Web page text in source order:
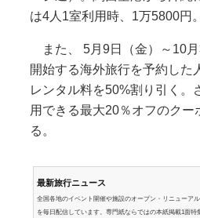
は4人1室利用時、1万5800円。
また、 5月9日（金）～10
開始する海外旅行を予約した
レンタル料を50%割り引く。
用できる最大20％オフのクー
る。
最新旅行ニュース
全国各地のイベント開催や施設のオープン・リニューア
を毎日配信しています。専門紙ならではの本紙掲載1面特